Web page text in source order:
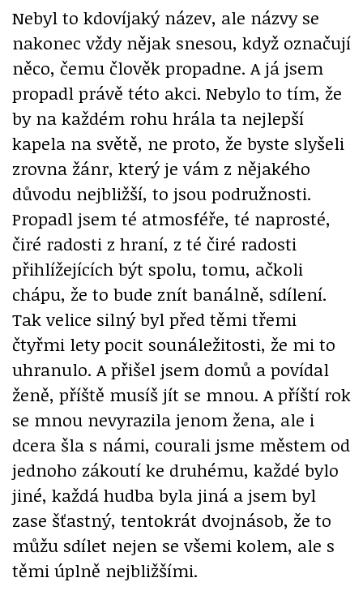
Nebyl to kdovíjaký název, ale názvy se
nakonec vždy nějak snesou, když označují
něco, čemu člověk propadne. A já jsem
propadl právě této akci. Nebylo to tím, že
by na každém rohu hrála ta nejlepší
kapela na světě, ne proto, že byste slyšeli
zrovna žánr, který je vám z nějakého
důvodu nejbližší, to jsou podružnosti.
Propadl jsem té atmosféře, té naprosté,
čiré radosti z hraní, z té čiré radosti
přihlížejících být spolu, tomu, ačkoli
chápu, že to bude znít banálně, sdílení.
Tak velice silný byl před těmi třemi
čtyřmi lety pocit sounáležitosti, že mi to
uhranulo. A přišel jsem domů a povídal
ženě, příště musíš jít se mnou. A příští rok
se mnou nevyrazila jenom žena, ale i
dcera šla s námi, courali jsme městem od
jednoho zákoutí ke druhému, každé bylo
jiné, každá hudba byla jiná a jsem byl
zase šťastný, tentokrát dvojnásob, že to
můžu sdílet nejen se všemi kolem, ale s
těmi úplně nejbližšími.